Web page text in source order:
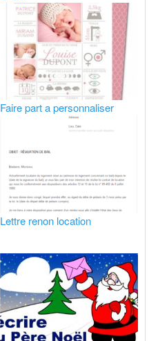
Faire part a personnaliser
Lettre renon location